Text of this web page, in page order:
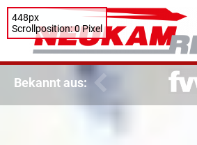
448px
Scrollposition: 0 Pixel
Bekannt aus: